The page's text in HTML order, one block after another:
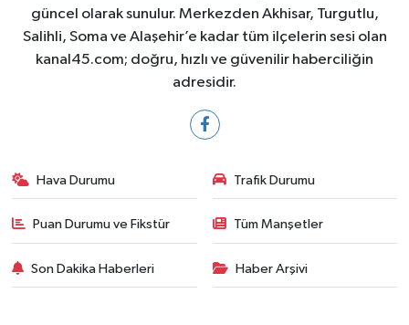
güncel olarak sunulur. Merkezden Akhisar, Turgutlu,
Salihli, Soma ve Alaşehir’e kadar tüm ilçelerin sesi olan
kanal45.com; doğru, hızlı ve güvenilir haberciliğin
adresidir.
Hava Durumu Trafik Durumu
Puan Durumu ve Fikstür Tüm Manşetler
Son Dakika Haberleri Haber Arşivi